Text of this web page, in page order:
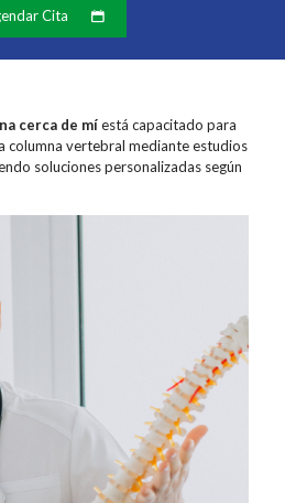
Cita
cerca de míestá capacitado para
columna vertebral mediante estudios
soluciones personalizadas según